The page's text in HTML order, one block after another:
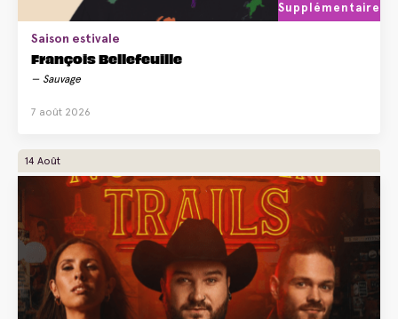
Supplémentaire
Saison estivale
François Bellefeuille
Sauvage
7 août 2026
14 Août